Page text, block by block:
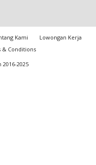
Kami
Lowongan Kerja
& Conditions
2025